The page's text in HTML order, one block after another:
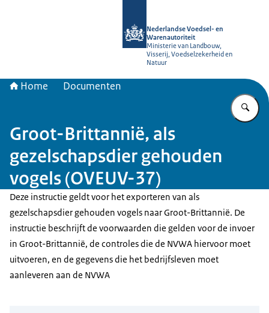
Nederlandse Voedsel- en
Warenautoriteit
Ministerie van Landbouw,
Visserij, Voedselzekerheid en
Natuur
Home Documenten
Groot-Brittannië, als
gezelschapsdier gehouden
vogels (OVEUV-37)
Deze instructie geldt voor het exporteren van als
gezelschapsdier gehouden vogels naar Groot-Brittannië. De
instructie beschrijft de voorwaarden die gelden voor de invoer
in Groot-Brittannië, de controles die de NVWA hiervoor moet
uitvoeren, en de gegevens die het bedrijfsleven moet
aanleveren aan de NVWA